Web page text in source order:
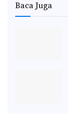
Baca Juga